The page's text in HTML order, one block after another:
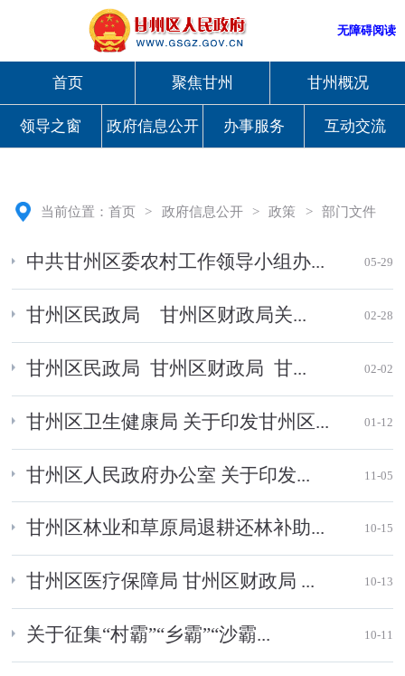
无障碍阅读
首页 聚焦甘州 甘州概况
领导之窗 政府信息公开 办事服务 互动交流
当前位置：首页 > 政府信息公开 > 政策 > 部门文件
中共甘州区委农村工作领导小组办... 05-29
甘州区民政局 甘州区财政局关... 02-28
甘州区民政局 甘州区财政局 甘... 02-02
甘州区卫生健康局 关于印发甘州区... 01-12
甘州区人民政府办公室 关于印发... 11-05
甘州区林业和草原局退耕还林补助... 10-15
甘州区医疗保障局 甘州区财政局 ... 10-13
关于征集“村霸”“乡霸”“沙霸... 10-11